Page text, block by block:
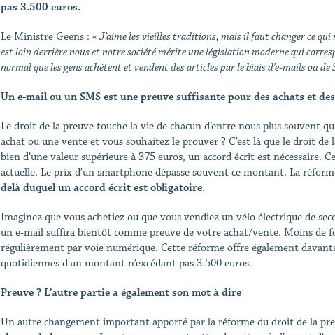
pas 3.500 euros.
Le Ministre Geens : « J’aime les vieilles traditions, mais il faut changer ce
est loin derrière nous et notre société mérite une législation moderne qui
normal que les gens achètent et vendent des articles par le biais d’e-mails ou
Un e-mail ou un SMS est une preuve suffisante pour des achats et
Le droit de la preuve touche la vie de chacun d’entre nous plus souvent
achat ou une vente et vous souhaitez le prouver ? C’est là que le droit
bien d’une valeur supérieure à 375 euros, un accord écrit est nécessaire.
actuelle. Le prix d’un smartphone dépasse souvent ce montant. La
delà duquel un accord écrit est obligatoire.
Imaginez que vous achetiez ou que vous vendiez un vélo électrique de
un e-mail suffira bientôt comme preuve de votre achat/vente. Moins de
régulièrement par voie numérique. Cette réforme offre également
quotidiennes d'un montant n’excédant pas 3.500 euros.
Preuve ? L’autre partie a également son mot à dire
Un autre changement important apporté par la réforme du droit de la